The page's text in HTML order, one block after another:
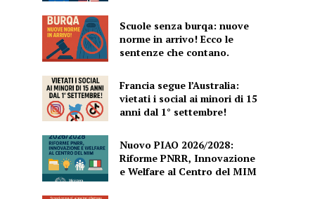
Scuole senza burqa: nuove
norme in arrivo! Ecco le
sentenze che contano.
Francia segue l’Australia:
vietati i social ai minori di 15
anni dal 1° settembre!
Nuovo PIAO 2026/2028:
Riforme PNRR, Innovazione
e Welfare al Centro del MIM